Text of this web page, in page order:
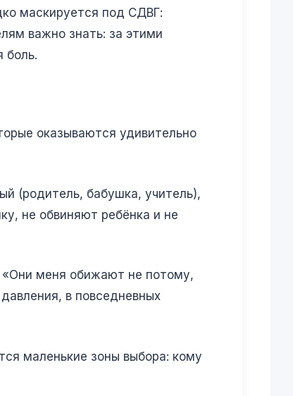
маскируется под СДВГ:
важно знать: за этими
боль.
оказываются удивительно
(родитель, бабушка, учитель),
не обвиняют ребёнка и не
«Они меня обижают не потому,
в повседневных
маленькие зоны выбора: кому